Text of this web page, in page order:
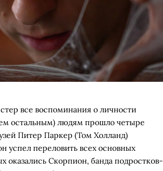
все воспоминания о личности
остальным) людям прошло четыре
Питер Паркер (Том Холланд)
успел переловить всех основных
оказались Скорпион, банда подростков-